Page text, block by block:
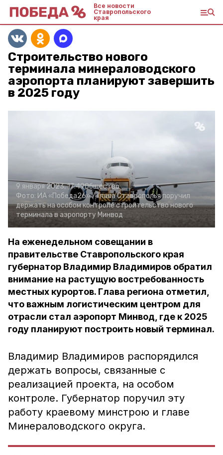
Все новости
Ставропольского
края
Строительство нового
терминала минераловодского
аэропорта планируют завершить
в 2025 году
9 января 2023, 17:49Общество
Фото: ИА «Победа26» /Глава Ставрополья поручил
держать на особом контроле строительство нового
терминала в аэропорту Минвод
На еженедельном совещании в
правительстве Ставропольского края
губернатор Владимир Владимиров обратил
внимание на растущую востребованность
местных курортов. Глава региона отметил,
что важным логистическим центром для
отрасли стал аэропорт Минвод, где к 2025
году планируют построить новый терминал.
Владимир Владимиров распорядился
держать вопросы, связанные с
реализацией проекта, на особом
контроле. Губернатор поручил эту
работу краевому минстрою и главе
Минераловодского округа.